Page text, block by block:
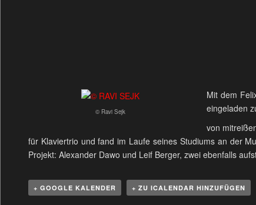
© Ravi Sejk
Mit dem
eingeladen
von
für Klaviertrio und fand im Laufe seines Studiums an der
Projekt: Alexander Dawo und Leif Berger, zwei ebenfalls
+ GOOGLE KALENDER + ZU ICALENDAR HINZUFÜGEN